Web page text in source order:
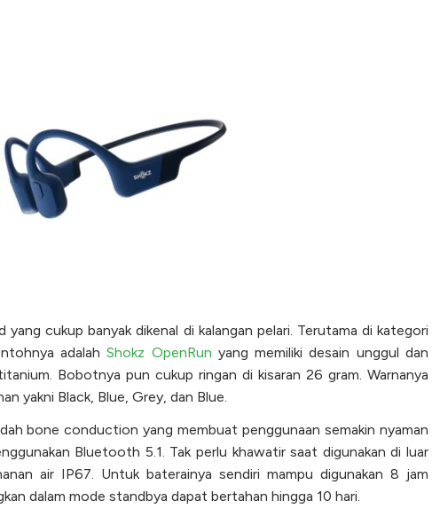
yang cukup banyak dikenal di kalangan pelari. Terutama di kategori
adalahShokz OpenRun yang memiliki desain unggul dan
Bobotnya pun cukup ringan di kisaran 26 gram. Warnanya
yakni Black, Blue, Grey, dan Blue.
bone conduction yang membuat penggunaan semakin nyaman
Bluetooth 5.1. Tak perlu khawatir saat digunakan di luar
air IP67. Untuk baterainya sendiri mampu digunakan 8 jam
dalam mode standbya dapat bertahan hingga 10 hari.